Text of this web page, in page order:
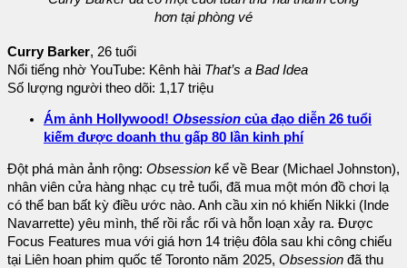
hơn tại phòng vé
Curry Barker, 26 tuổi
Nổi tiếng nhờ YouTube: Kênh hài That’s a Bad Idea
Số lượng người theo dõi: 1,17 triệu
Ám ảnh Hollywood! Obsession của đạo diễn 26 tuổi
kiếm được doanh thu gấp 80 lần kinh phí
Đột phá màn ảnh rộng: Obsession kể về Bear (Michael Johnston),
nhân viên cửa hàng nhạc cụ trẻ tuổi, đã mua một món đồ chơi lạ
có thể ban bất kỳ điều ước nào. Anh cầu xin nó khiến Nikki (Inde
Navarrette) yêu mình, thế rồi rắc rối và hỗn loạn xảy ra. Được
Focus Features mua với giá hơn 14 triệu đôla sau khi công chiếu
tại Liên hoan phim quốc tế Toronto năm 2025, Obsession đã thu